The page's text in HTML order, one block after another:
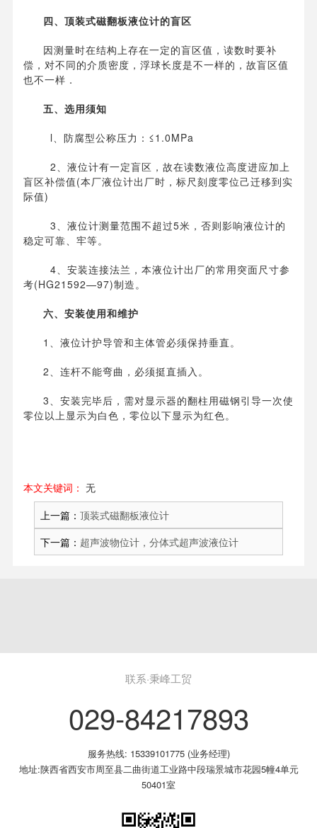
四、顶装式磁翻板液位计的盲区
因测量时在结构上存在一定的盲区值，读数时要补
偿，对不同的介质密度，浮球长度是不一样的，故盲区值
也不一样．
五、选用须知
l、防腐型公称压力：≤1.0MPa
2、液位计有一定盲区，故在读数液位高度进应加上
盲区补偿值(本厂液位计出厂时，标尺刻度零位己迁移到实
际值)
3、液位计测量范围不超过5米，否则影响液位计的
稳定可靠、牢等。
4、安装连接法兰，本液位计出厂的常用突面尺寸参
考(HG21592—97)制造。
六、安装使用和维护
1、液位计护导管和主体管必须保持垂直。
2、连杆不能弯曲，必须挺直插入。
3、安装完毕后，需对显示器的翻柱用磁钢引导一次使
零位以上显示为白色，零位以下显示为红色。
本文关键词： 无
上一篇： 顶装式磁翻板液位计
下一篇： 超声波物位计，分体式超声波液位计
联系·秉峰工贸
029-84217893
服务热线: 15339101775 (业务经理)
地址:陕西省西安市周至县二曲街道工业路中段瑞景城市花园5幢4单元
50401室